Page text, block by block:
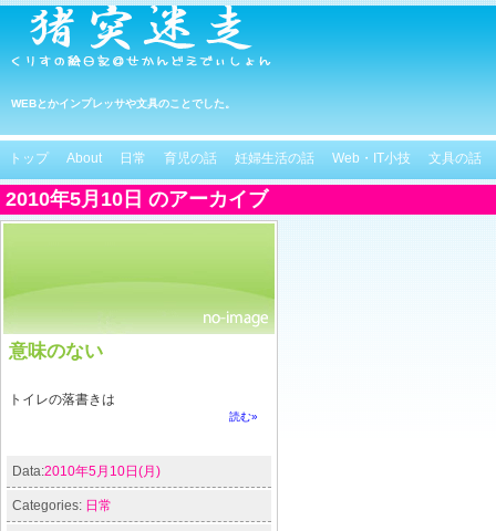
WEBとかインプレッサや文具のことでした。
トップ About 日常 育児の話 妊婦生活の話 Web・IT小技 文具の話
2010年5月10日 のアーカイブ
意味のない
トイレの落書きは
読む»
Data:2010年5月10日(月)
Categories: 日常